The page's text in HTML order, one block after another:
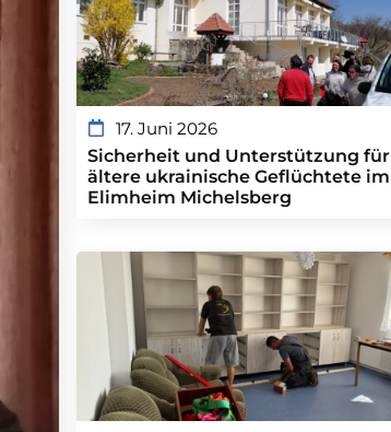
17. Juni 2026
Sicherheit und Unterstützung für
ältere ukrainische Geflüchtete im
Elimheim Michelsberg